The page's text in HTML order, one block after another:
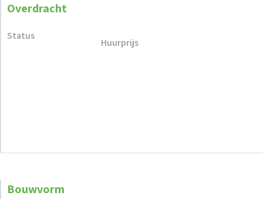
Overdracht
Status
Huurprijs
Bouwvorm